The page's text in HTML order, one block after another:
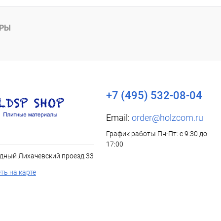
Лихачевский проезд 33
на карте
+7 (495) 532-08-04
Email: order@holzcom.ru
График работы Пн-Пт: с 9:30 до
17:00